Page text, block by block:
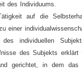
des Individuums.
auf die
einer
individuellen
des Subjekts
gerichtet, in dem das